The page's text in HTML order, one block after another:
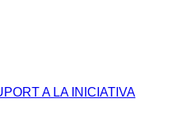
A LA INICIATIVA